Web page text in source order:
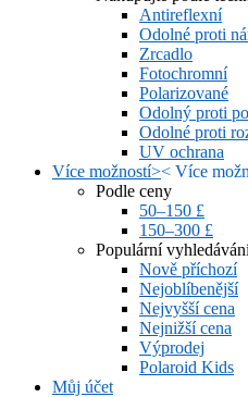
Antireflexní
Odolné proti
Zrcadlo
Fotochromní
Polarizované
Odolný proti
Odolné proti
UV ochrana
Více možností>< Více
Podle ceny
50–150 £
150–300 £
Populární
Nově příchozí
Nejoblíbenější
Nejvyšší cena
Nejnižší cena
Výprodej
Polaroid Kids
Můj účet